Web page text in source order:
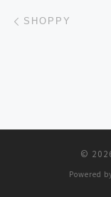
文章导航
SHOPPY
©
Powered